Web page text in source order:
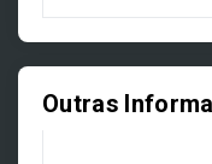
Outras